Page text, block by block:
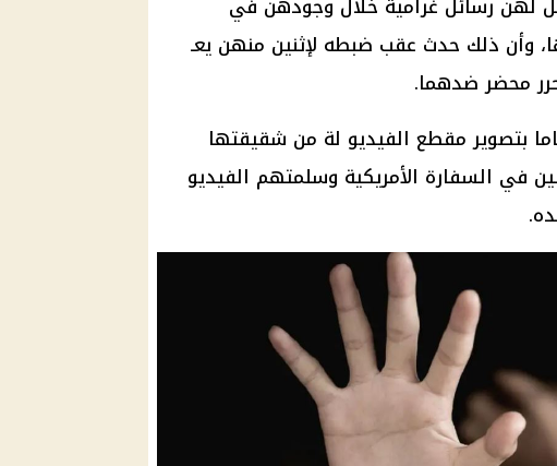
وأن ذلك حدث عقب ضبطه لإثنين منهن يعـ
محضر ضدهما.
بتصوير مقطع الفيديو لة من شقيقتها
في السفارة الأمريكية وسلمتهم الفيديو